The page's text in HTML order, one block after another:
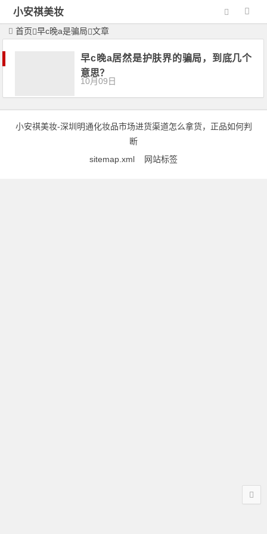
小安祺美妆
首页 早c晚a是骗局 文章
早c晚a居然是护肤界的骗局，到底几个
意思？
10月09日
小安祺美妆-深圳明通化妆品市场进货渠道怎么拿货，正品如何判
断
sitemap.xml
网站标签